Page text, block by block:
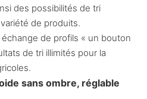
des possibilités de tri
de produits.
de profils « un bouton
de tri illimités pour la
sans ombre, réglable